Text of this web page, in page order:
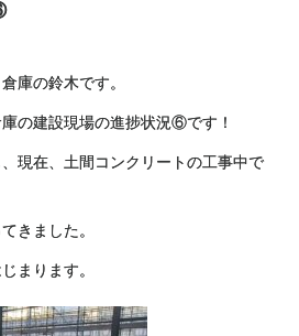
庫の鈴木です。
の建設現場の進捗状況⑥です！
現在、土間コンクリートの工事中で
きました。
まります。